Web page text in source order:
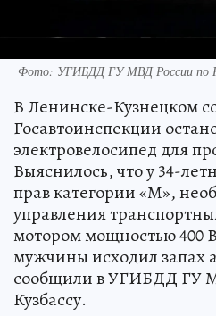
Фото: УГИБДД ГУ МВД России по
В Ленинске-Кузнецком
Госавтоинспекции
электровелосипед для
Выяснилось, что у 34-
прав категории «М»,
управления
мотором мощностью 400
мужчины исходил запах
сообщили в УГИБДД ГУ
Кузбассу.